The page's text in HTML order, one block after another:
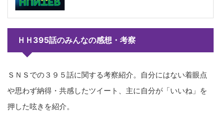
ＨＨ395話のみんなの感想・考察
ＳＮＳでの３９５話に関する考察紹介。自分にはない着眼点
や思わず納得・共感したツイート、主に自分が「いいね」を
押した呟きを紹介。